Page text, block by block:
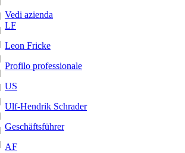
Vedi azienda
LF
Leon Fricke
Profilo professionale
US
Ulf-Hendrik Schrader
Geschäftsführer
AF